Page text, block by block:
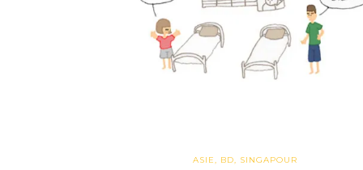
ASIE, BD, SINGAPOUR